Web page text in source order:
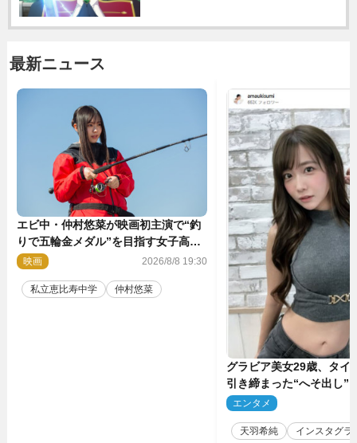
最新ニュース
エビ中・仲村悠菜が映画初主演で“釣
りで五輪金メダル”を目指す女子高生
に！ 映画『つりこまち』今秋公開
映画 2026/8/8 19:30
私立恵比寿中学 仲村悠菜
グラビア美女29歳、タイ
引き締まった“へそ出し”
「可愛い過ぎる」
エンタメ
天羽希純 インスタグラ